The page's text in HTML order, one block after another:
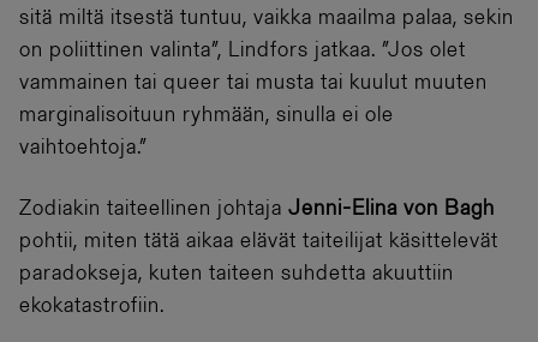
sitä miltä itsestä tuntuu, vaikka maailma palaa, sekin
on poliittinen valinta”, Lindfors jatkaa. ”Jos olet
vammainen tai queer tai musta tai kuulut muuten
marginalisoituun ryhmään, sinulla ei ole
vaihtoehtoja.”
Zodiakin taiteellinen johtaja Jenni-Elina von Bagh
pohtii, miten tätä aikaa elävät taiteilijat käsittelevät
paradokseja, kuten taiteen suhdetta akuuttiin
ekokatastrofiin.